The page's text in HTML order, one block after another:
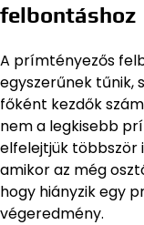
felbontáshoz
A prímtényezős
egyszerűnek tűnik,
főként kezdők
nem a legkisebb
elfelejtjük többször
amikor az még
hogy hiányzik egy
végeredmény.